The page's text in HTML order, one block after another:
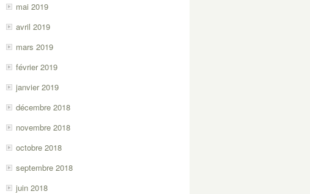
mai 2019
avril 2019
mars 2019
février 2019
janvier 2019
décembre 2018
novembre 2018
octobre 2018
septembre 2018
juin 2018